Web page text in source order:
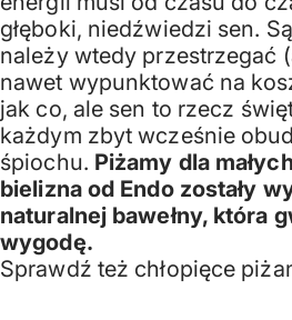
głęboki, niedźwiedzi sen.
należy wtedy przestrzegać
nawet wypunktować na
jak co, ale sen to rzecz
każdym zbyt wcześnie
śpiochu. Piżamy dla
bielizna od Endo zostały
naturalnej bawełny, która
wygodę.
Sprawdź też chłopięce